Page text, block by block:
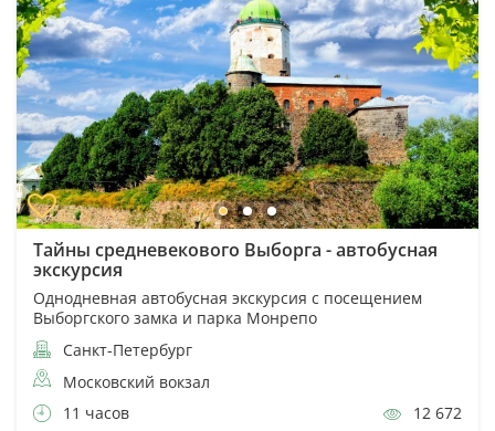
Тайны средневекового Выборга - автобусная
экскурсия
Однодневная автобусная экскурсия с посещением
Выборгского замка и парка Монрепо
Санкт-Петербург
Московский вокзал
11 часов
12 672